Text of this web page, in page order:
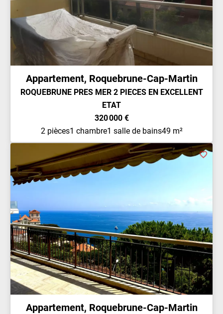
Appartement, Roquebrune-Cap-Martin
ROQUEBRUNE PRES MER 2 PIECES EN EXCELLENT
ETAT
320 000 €
2 pièces1 chambre1 salle de bains49 m²
Appartement, Roquebrune-Cap-Martin